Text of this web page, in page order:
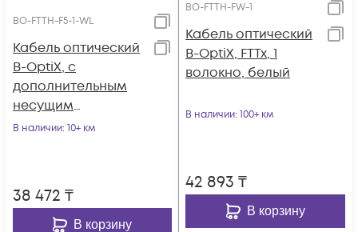
BO-FTTH-F5-1-WL
Кабель оптический
B-OptiX, с
дополнительным
несущим
элементом (FRP 1.0
В наличии: 10+ км
38 472 ₸
В корзину
BO-FTTH-FW-1
Кабель оптический
B-OptiX, FTTx, 1
волокно, белый
В наличии: 100+ км
42 893 ₸
В корзину